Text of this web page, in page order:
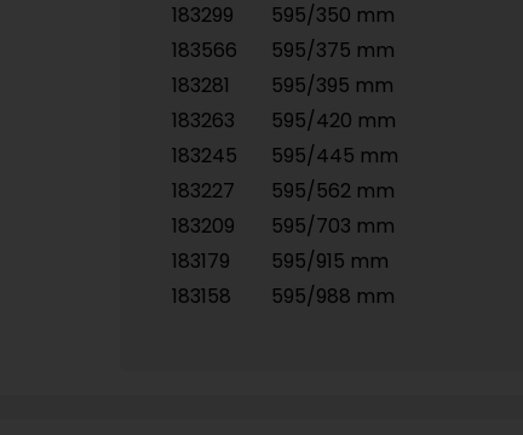
183299
595/350 mm
183566
595/375 mm
183281
595/395 mm
183263
595/420 mm
183245
595/445 mm
183227
595/562 mm
183209
595/703 mm
183179
595/915 mm
183158
595/988 mm